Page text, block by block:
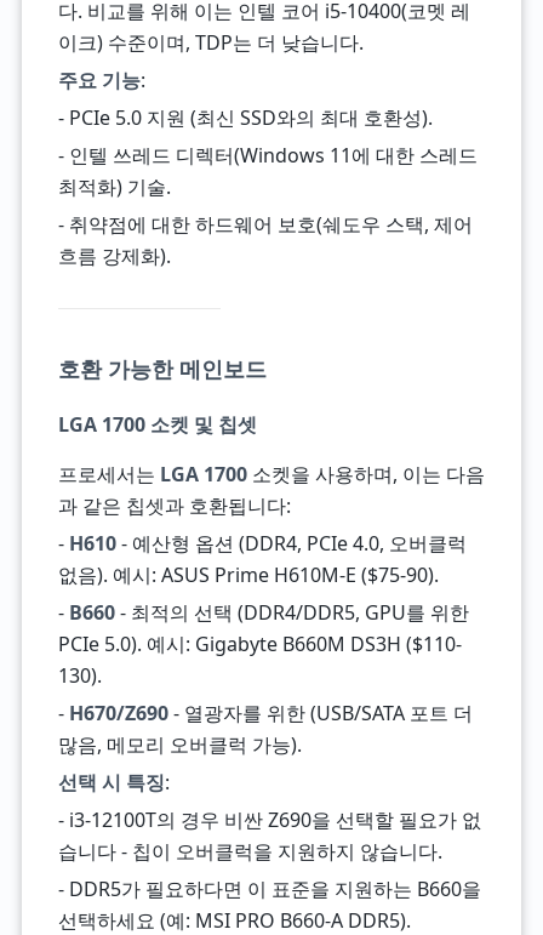
다. 비교를 위해 이는 인텔 코어 i5-10400(코멧 레
이크) 수준이며, TDP는 더 낮습니다.
주요 기능:
- PCIe 5.0 지원 (최신 SSD와의 최대 호환성).
- 인텔 쓰레드 디렉터(Windows 11에 대한 스레드
최적화) 기술.
- 취약점에 대한 하드웨어 보호(쉐도우 스택, 제어
흐름 강제화).
호환 가능한 메인보드
LGA 1700 소켓 및 칩셋
프로세서는 LGA 1700소켓을 사용하며, 이는 다음
과 같은 칩셋과 호환됩니다:
- H610- 예산형 옵션 (DDR4, PCIe 4.0, 오버클럭
없음). 예시: ASUS Prime H610M-E ($75-90).
- B660- 최적의 선택 (DDR4/DDR5, GPU를 위한
PCIe 5.0). 예시: Gigabyte B660M DS3H ($110-
130).
- H670/Z690- 열광자를 위한 (USB/SATA 포트 더
많음, 메모리 오버클럭 가능).
선택 시 특징:
- i3-12100T의 경우 비싼 Z690을 선택할 필요가 없
습니다 - 칩이 오버클럭을 지원하지 않습니다.
- DDR5가 필요하다면 이 표준을 지원하는 B660을
선택하세요 (예: MSI PRO B660-A DDR5).